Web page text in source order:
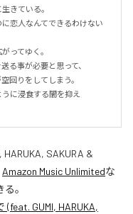
きている。
恋人なんてできるわけない
ってゆく。
る事が必要と思って、
回りをしてしまう。
に浸食する闇を抑え
SAKURA &
Amazon Music Unlimitedな
。
GUMI, HARUKA,